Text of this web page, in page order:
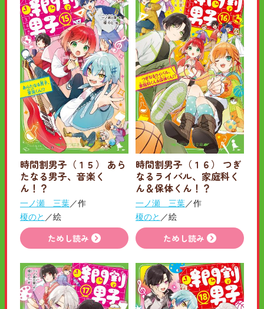
時間割男子（１５） あら
たなる男子、音楽く
ん！？
一ノ瀬 三葉／作
榎のと ／絵
ためし読み
時間割男子（１６） つぎ
なるライバル、家庭科く
ん＆保体くん！？
一ノ瀬 三葉／作
榎のと ／絵
ためし読み